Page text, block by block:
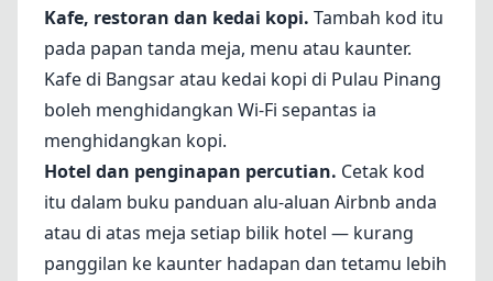
Kafe, restoran dan kedai kopi. Tambah kod itu
pada papan tanda meja, menu atau kaunter.
Kafe di Bangsar atau kedai kopi di Pulau Pinang
boleh menghidangkan Wi-Fi sepantas ia
menghidangkan kopi.
Hotel dan penginapan percutian. Cetak kod
itu dalam buku panduan alu-aluan Airbnb anda
atau di atas meja setiap bilik hotel — kurang
panggilan ke kaunter hadapan dan tetamu lebih